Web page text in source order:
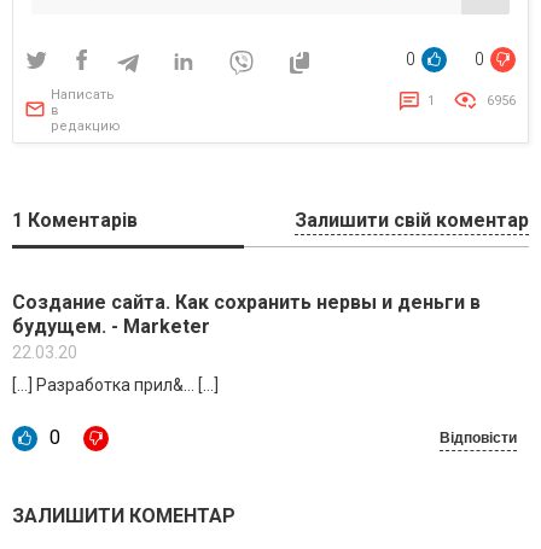
0 0
Написать
в
редакцию
1 6956
1 Коментарів Залишити свій коментар
Создание сайта. Как сохранить нервы и деньги в
будущем. - Marketer
22.03.20
[…] Разработка прил&… […]
0 Відповісти
ЗАЛИШИТИ КОМЕНТАР